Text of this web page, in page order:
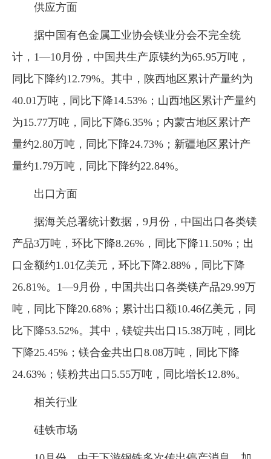
供应方面
据中国有色金属工业协会镁业分会不完全统
计，1—10月份，中国共生产原镁约为65.95万吨，
同比下降约12.79%。其中，陕西地区累计产量约为
40.01万吨，同比下降14.53%；山西地区累计产量约
为15.77万吨，同比下降6.35%；内蒙古地区累计产
量约2.80万吨，同比下降24.73%；新疆地区累计产
量约1.79万吨，同比下降约22.84%。
出口方面
据海关总署统计数据，9月份，中国出口各类镁
产品3万吨，环比下降8.26%，同比下降11.50%；出
口金额约1.01亿美元，环比下降2.88%，同比下降
26.81%。1—9月份，中国共出口各类镁产品29.99万
吨，同比下降20.68%；累计出口额10.46亿美元，同
比下降53.52%。其中，镁锭共出口15.38万吨，同比
下降25.45%；镁合金共出口8.08万吨，同比下降
24.63%；镁粉共出口5.55万吨，同比增长12.8%。
相关行业
硅铁市场